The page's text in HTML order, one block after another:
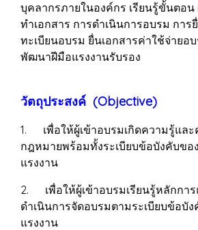
บุคลากรภายในองค์กร เรียนรู้ขั้นตอน
ทำเอกสาร การดำเนินการอบรม การ
ทะเบียนอบรม ยื่นเอกสารค่าใช้จ่ายอ
พัฒนาฝีมือแรงงานรับรอง
วัตถุประสงค์ (Objective)
1. เพื่อให้ผู้เข้าอบรมเกิดความรู้และ
กฎหมายพร้อมทั้งระเบียบข้อบังคับข
แรงงาน
2. เพื่อให้ผู้เข้าอบรมเรียนรู้หลักกา
ดำเนินการจัดอบรมตามระเบียบข้อบั
แรงงาน